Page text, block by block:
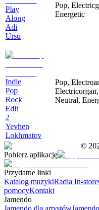
Play
Along
Adi
Ursu
Pop,
Energetic
Indie
Pop
Rock
Edit
2
Yevhen
Lokhmatov
Pop,
Neutral,
©
Pobierz aplikację
Przydatne linki
Katalog muzykiRadia In-store
pomocyKontakt
Jamendo
Jamendo dla artystów